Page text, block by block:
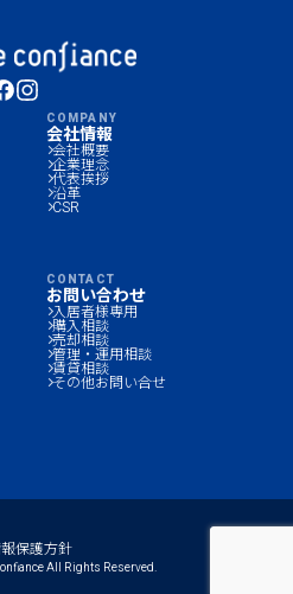
COMPANY
会社情報
会社概要
企業理念
代表挨拶
沿革
CSR
CONTACT
お問い合わせ
入居者様専用
購入相談
売却相談
管理・運用相談
賃貸相談
その他お問い合せ
保護方針
All Rights Reserved.